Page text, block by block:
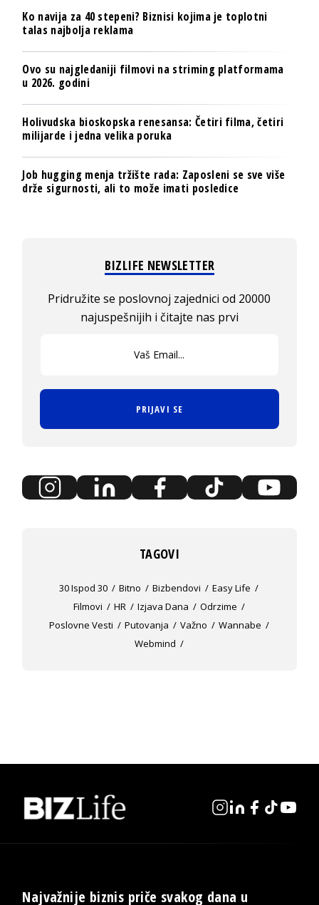
Ko navija za 40 stepeni? Biznisi kojima je toplotni
talas najbolja reklama
Ovo su najgledaniji filmovi na striming platformama
u 2026. godini
Holivudska bioskopska renesansa: Četiri filma, četiri
milijarde i jedna velika poruka
Job hugging menja tržište rada: Zaposleni se sve više
drže sigurnosti, ali to može imati posledice
BIZLIFE NEWSLETTER
Pridružite se poslovnoj zajednici od 20000
najuspešnijih i čitajte nas prvi
PRIJAVI SE
TAGOVI
30 Ispod 30 Bitno Bizbendovi
Easy Life
Filmovi
HR Izjava Dana
Odrzime
Poslovne Vesti
Putovanja Važno
Wannabe
Webmind
Najvažnije biznis priče svakog dana u